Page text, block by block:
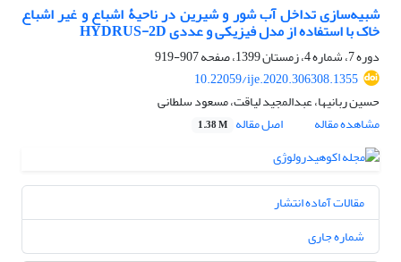
شبیه‌سازی تداخل آب شور و شیرین در ناحیۀ اشباع و غیر اشباع
خاک با استفاده از مدل فیزیکی و عددی HYDRUS-2D
دوره 7، شماره 4، زمستان 1399، صفحه
907-919
10.22059/ije.2020.306308.1355
حسین ربانیها، عبدالمجید لیاقت، مسعود سلطانی
مشاهده مقاله
اصل مقاله 1.38 M
مقالات آماده انتشار
شماره جاری